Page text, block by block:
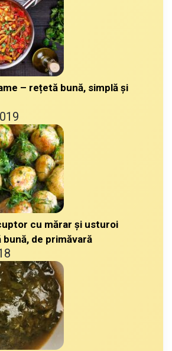
– rețetă bună, simplă și
cu mărar și usturoi
de primăvară